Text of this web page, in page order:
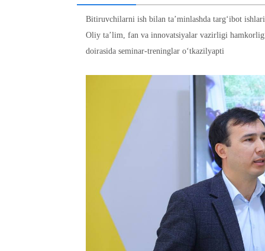
Bitiruvchilarni ish bilan ta’minlashda targ‘ibot
Oliy ta’lim, fan va innovatsiyalar vazirligi
doirasida seminar-treninglar o‘tkazilyapti